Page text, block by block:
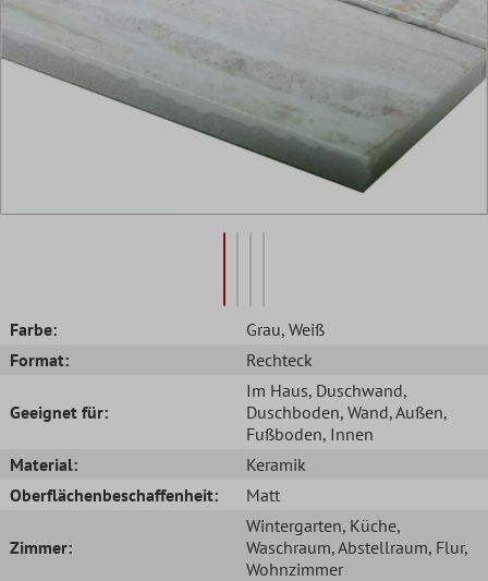
Farbe: Grau, Weiß
Format:
Rechteck
Geeignet für:
Im Haus, Duschwand,
Duschboden, Wand, Außen,
Fußboden, Innen
Material:
Keramik
Oberflächenbeschaffenheit:
Matt
Zimmer:
Wintergarten, Küche,
Waschraum, Abstellraum, Flur,
Wohnzimmer